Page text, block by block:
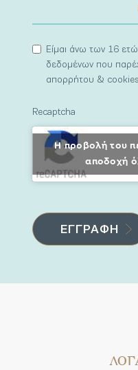
Είμαι άνω των 16
δεδομένων που
απορρήτου &
Recaptcha
Η προβολή του
αποδοχή